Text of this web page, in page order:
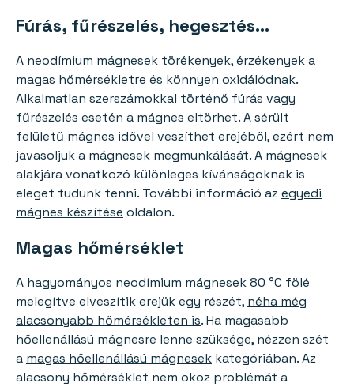
Fúrás, fűrészelés, hegesztés...
A neodímium mágnesek törékenyek, érzékenyek a
magas hőmérsékletre és könnyen oxidálódnak.
Alkalmatlan szerszámokkal történő fúrás vagy
fűrészelés esetén a mágnes eltörhet. A sérült
felületű mágnes idővel veszíthet erejéből, ezért nem
javasoljuk a mágnesek megmunkálását. A mágnesek
alakjára vonatkozó különleges kívánságoknak is
eleget tudunk tenni. További információ azegyedi
mágnes készítése oldalon.
Magas hőmérséklet
A hagyományos neodímium mágnesek 80 °C fölé
melegítve elveszítik erejük egy részét, néha még
alacsonyabb hőmérsékleten is. Ha magasabb
hőellenállású mágnesre lenne szüksége, nézzen szét
a magas hőellenállású mágnesek kategóriában. Az
alacsony hőmérséklet nem okoz problémát a